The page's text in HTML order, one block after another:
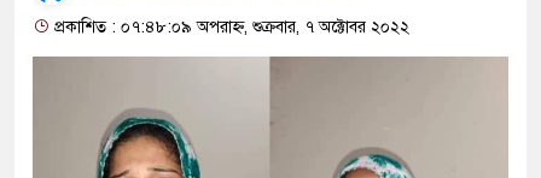
প্রকাশিত : ০৭:৪৮:০৯ অপরাহ্ন, শুক্রবার, ৭ অক্টোবর ২০২২